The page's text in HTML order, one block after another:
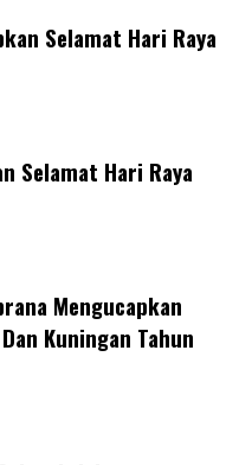
Selamat Hari Raya
Selamat Hari Raya
Mengucapkan
Kuningan Tahun